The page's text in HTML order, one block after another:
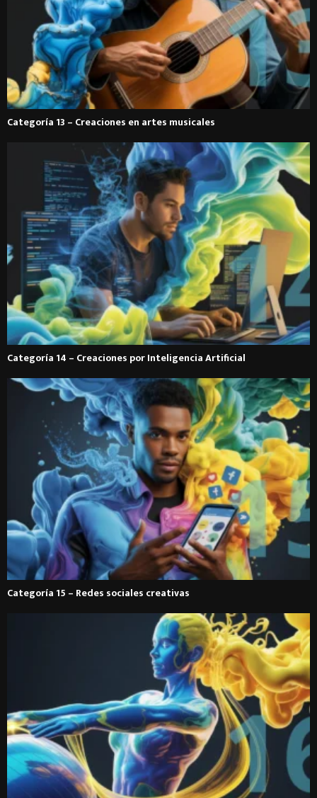
Categoría 13 – Creaciones en artes musicales
Categoría 14 – Creaciones por Inteligencia Artificial
Categoría 15 – Redes sociales creativas